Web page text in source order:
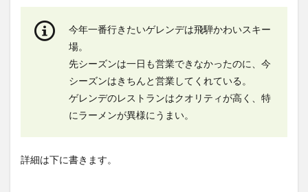
今年一番行きたいゲレンデは飛騨かわいスキー
場。
先シーズンは一日も営業できなかったのに、今
シーズンはきちんと営業してくれている。
ゲレンデのレストランはクオリティが高く、特
にラーメンが異様にうまい。
詳細は下に書きます。